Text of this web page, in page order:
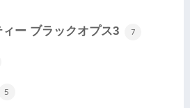
ー ブラックオプス3 7
5